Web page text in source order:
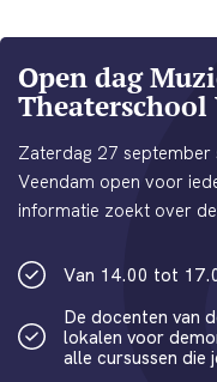
Open dag
Theaterschool
Zaterdag 27 september
Veendam open voor
informatie zoekt over
Van 14.00 tot
De docenten van
lokalen voor
alle cursussen die